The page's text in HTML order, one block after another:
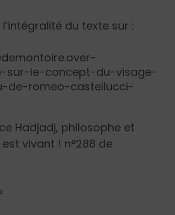
du texte sur :
sur-le-concept-du-visage-
de-romeo-castellucci-
Hadjadj, philosophe et
est vivant ! n°288 de